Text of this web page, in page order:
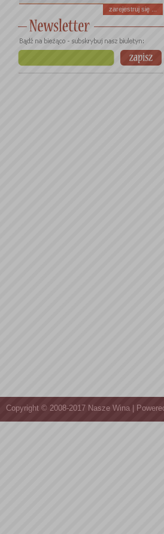
zarejestruj się ...
Copyright © 2008-2017 Nasze Wina |